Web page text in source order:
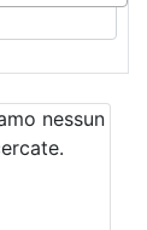
nessun